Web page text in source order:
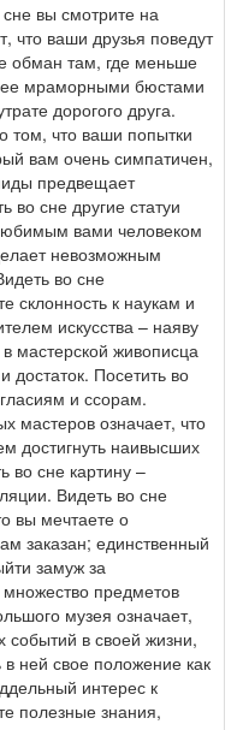
вы смотрите на
что ваши друзья поведут
обман там, где меньше
мраморными бюстами
дорогого друга.
том, что ваши попытки
вам очень симпатичен,
предвещает
во сне другие статуи
вами человеком
невозможным
во сне
склонность к наукам и
искусства – наяву
мастерской живописца
достаток. Посетить во
и ссорам.
мастеров означает, что
достигнуть наивысших
во сне картину –
Видеть во сне
вы мечтаете о
заказан; единственный
замуж за
множество предметов
музея означает,
событий в своей жизни,
в ней свое положение как
интерес к
полезные знания,